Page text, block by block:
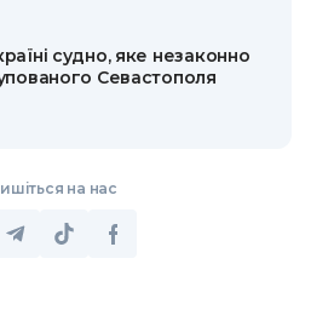
судно, яке незаконно
Севастополя
на нас